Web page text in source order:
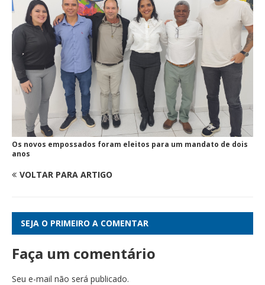
Os novos empossados foram eleitos para um mandato de dois
anos
VOLTAR PARA ARTIGO
SEJA O PRIMEIRO A COMENTAR
Faça um comentário
Seu e-mail não será publicado.